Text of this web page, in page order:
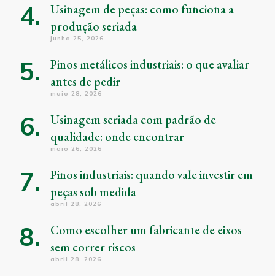
Usinagem de peças: como funciona a
produção seriada
junho 25, 2026
Pinos metálicos industriais: o que avaliar
antes de pedir
maio 28, 2026
Usinagem seriada com padrão de
qualidade: onde encontrar
maio 26, 2026
Pinos industriais: quando vale investir em
peças sob medida
abril 28, 2026
Como escolher um fabricante de eixos
sem correr riscos
abril 28, 2026